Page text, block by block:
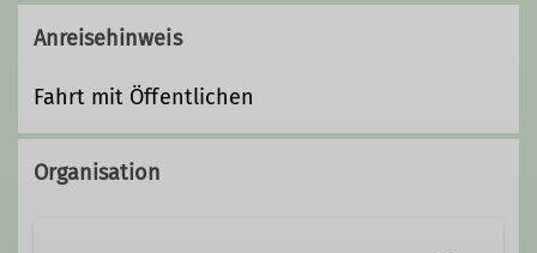
Anreisehinweis
Fahrt mit Öffentlichen
Organisation